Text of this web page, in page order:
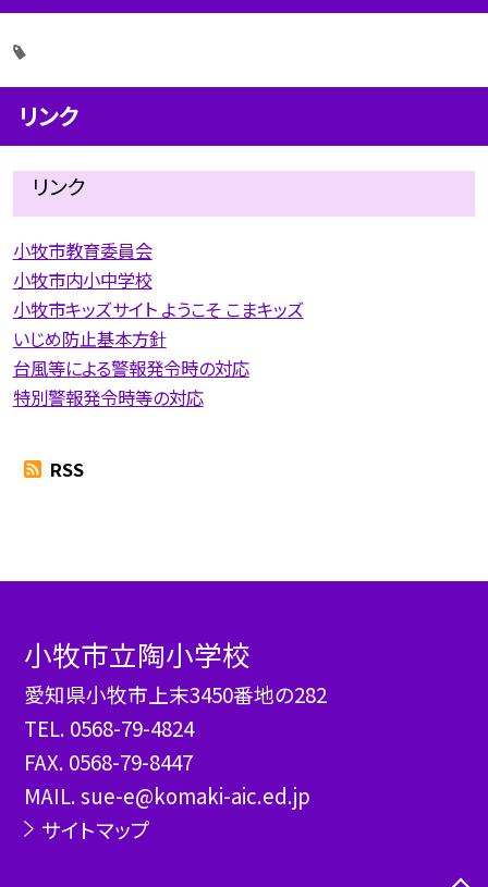
リンク
リンク
小牧市教育委員会
小牧市内小中学校
小牧市キッズサイト ようこそ こまキッズ
いじめ防止基本方針
台風等による警報発令時の対応
特別警報発令時等の対応
RSS
小牧市立陶小学校
愛知県小牧市上末3450番地の282
TEL. 0568-79-4824
FAX. 0568-79-8447
MAIL. sue-e@komaki-aic.ed.jp
サイトマップ